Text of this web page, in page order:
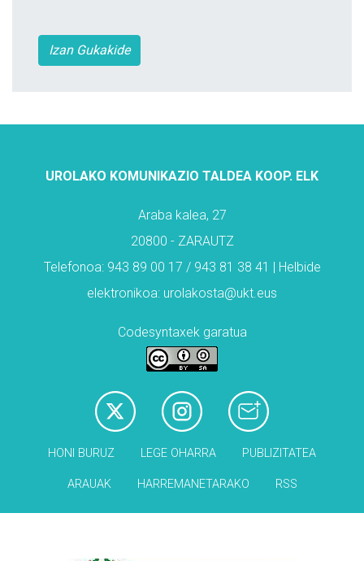
Izan Gukakide
UROLAKO KOMUNIKAZIO TALDEA KOOP. ELK
Araba kalea, 27
20800 - ZARAUTZ
Telefonoa: 943 89 00 17 / 943 81 38 41 | Helbide
elektronikoa: urolakosta@ukt.eus
Codesyntaxek garatua
HONI BURUZ LEGE OHARRA PUBLIZITATEA
ARAUAK HARREMANETARAKO RSS